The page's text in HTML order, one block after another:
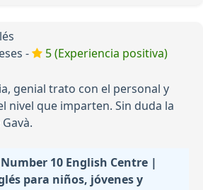
-
5 (Experiencia positiva)
genial trato con el personal y
nivel que imparten. Sin duda la
Number 10 English Centre |
para niños, jóvenes y